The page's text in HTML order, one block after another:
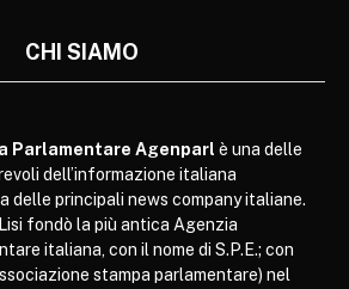
CHI SIAMO
Parlamentare Agenparl è una delle
dell’informazione italiana
delle principali news company italiane.
fondò la più antica Agenzia
italiana, con il nome di S.P.E.; con
stampa parlamentare) nel